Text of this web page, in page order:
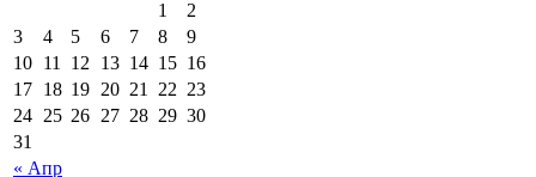
« Апр
1
2
3
4 5 6 7 8
9
10 11 12 13 14 15 16
17 18 19 20 21 22 23
24 25 26 27 28 29 30
31